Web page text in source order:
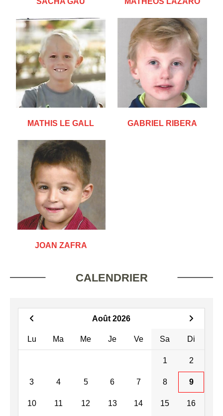
MATHIS LE GALL GABRIEL RIBERA
JOAN ZAFRA
CALENDRIER
Août 2026
Lu Ma Me Je Ve Sa Di
1 2
3 4 5 6 7 8 9
10 11 12 13 14 15 16